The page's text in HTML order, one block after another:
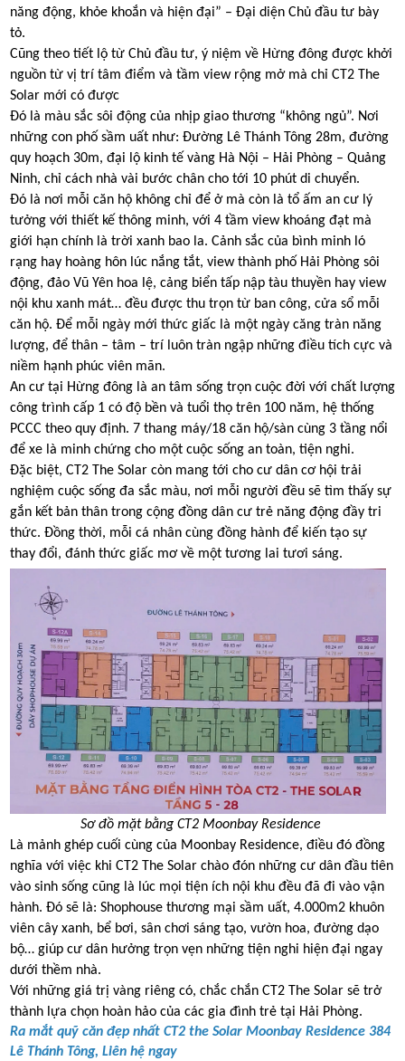
năng động, khỏe khoắn và hiện đại” – Đại diện Chủ đầu tư bày
tỏ.
Cũng theo tiết lộ từ Chủ đầu tư, ý niệm về Hừng đông được khởi
nguồn từ vị trí tâm điểm và tầm view rộng mở mà chỉ CT2 The
Solar mới có được
Đó là màu sắc sôi động của nhịp giao thương “không ngủ”. Nơi
những con phố sầm uất như: Đường Lê Thánh Tông 28m, đường
quy hoạch 30m, đại lộ kinh tế vàng Hà Nội – Hải Phòng – Quảng
Ninh, chỉ cách nhà vài bước chân cho tới 10 phút di chuyển.
Đó là nơi mỗi căn hộ không chỉ để ở mà còn là tổ ấm an cư lý
tưởng với thiết kế thông minh, với 4 tầm view khoáng đạt mà
giới hạn chính là trời xanh bao la. Cảnh sắc của bình minh ló
rạng hay hoàng hôn lúc nắng tắt, view thành phố Hải Phòng sôi
động, đảo Vũ Yên hoa lệ, cảng biển tấp nập tàu thuyền hay view
nội khu xanh mát… đều được thu trọn từ ban công, cửa sổ mỗi
căn hộ. Để mỗi ngày mới thức giấc là một ngày căng tràn năng
lượng, để thân – tâm – trí luôn tràn ngập những điều tích cực và
niềm hạnh phúc viên mãn.
An cư tại Hừng đông là an tâm sống trọn cuộc đời với chất lượng
công trình cấp 1 có độ bền và tuổi thọ trên 100 năm, hệ thống
PCCC theo quy định. 7 thang máy/18 căn hộ/sàn cùng 3 tầng nổi
để xe là minh chứng cho một cuộc sống an toàn, tiện nghi.
Đặc biệt, CT2 The Solar còn mang tới cho cư dân cơ hội trải
nghiệm cuộc sống đa sắc màu, nơi mỗi người đều sẽ tìm thấy sự
gắn kết bản thân trong cộng đồng dân cư trẻ năng động đầy tri
thức. Đồng thời, mỗi cá nhân cùng đồng hành để kiến tạo sự
thay đổi, đánh thức giấc mơ về một tương lai tươi sáng.
Sơ đồ mặt bằng CT2 Moonbay Residence
Là mảnh ghép cuối cùng của Moonbay Residence, điều đó đồng
nghĩa với việc khi CT2 The Solar chào đón những cư dân đầu tiên
vào sinh sống cũng là lúc mọi tiện ích nội khu đều đã đi vào vận
hành. Đó sẽ là: Shophouse thương mại sầm uất, 4.000m2 khuôn
viên cây xanh, bể bơi, sân chơi sáng tạo, vườn hoa, đường dạo
bộ… giúp cư dân hưởng trọn vẹn những tiện nghi hiện đại ngay
dưới thềm nhà.
Với những giá trị vàng riêng có, chắc chắn CT2 The Solar sẽ trở
thành lựa chọn hoàn hảo của các gia đình trẻ tại Hải Phòng.
Ra mắt quỹ căn đẹp nhất CT2 the Solar Moonbay Residence 384
Lê Thánh Tông, Liên hệ ngay